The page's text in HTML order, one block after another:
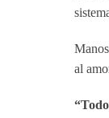
al